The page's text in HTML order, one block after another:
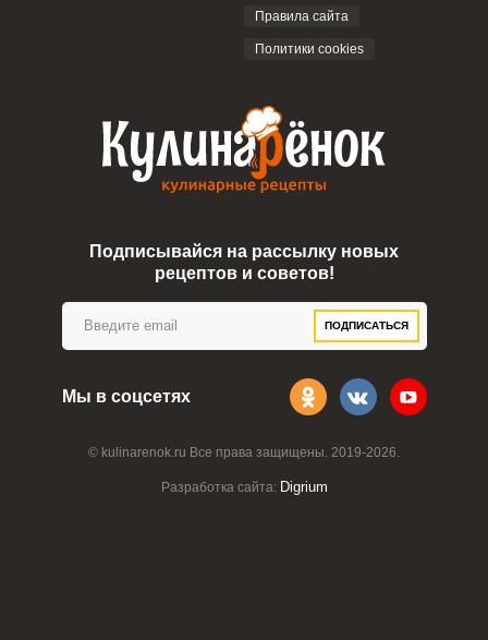
© kulinarenok.ru Все права защищены. 2019-2026.
Разработка сайта: Digrium
Правила сайта
Политики cookies
Подписывайся на рассылку новых
рецептов и советов!
ПОДПИСАТЬСЯ
Мы в соцсетях